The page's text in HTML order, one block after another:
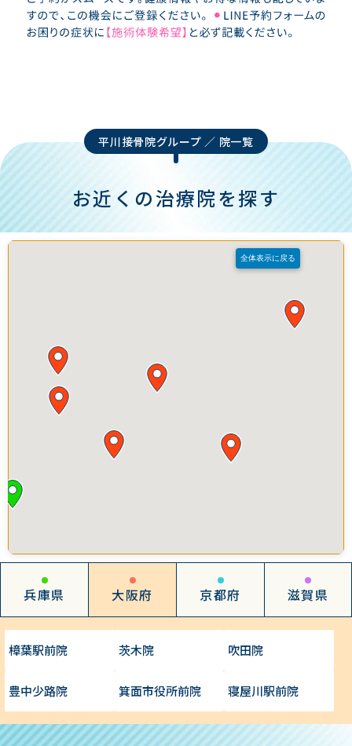
平川接骨院グループ ／ 院一覧
お近くの治療院を探す
全体表示に戻る
兵庫県 大阪府 京都府 滋賀県
樟葉駅前院 茨木院 吹田院
豊中少路院 箕面市役所前院 寝屋川駅前院